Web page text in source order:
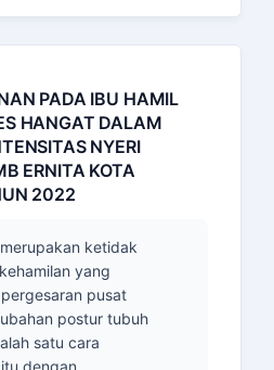
PADA IBU HAMIL
HANGAT DALAM
NYERI
ERNITA KOTA
2022
ketidak
yang
pusat
postur tubuh
satu cara
dengan